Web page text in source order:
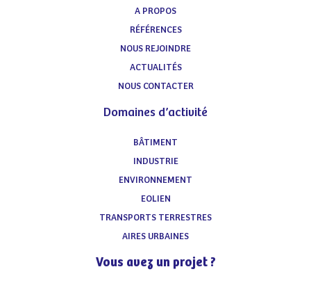
A PROPOS
RÉFÉRENCES
NOUS REJOINDRE
ACTUALITÉS
NOUS CONTACTER
Domaines d’activité
BÂTIMENT
INDUSTRIE
ENVIRONNEMENT
EOLIEN
TRANSPORTS TERRESTRES
AIRES URBAINES
Vous avez un projet ?